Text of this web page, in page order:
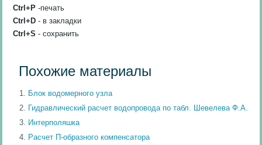
Ctrl+P -печать
Ctrl+D - в закладки
Ctrl+S - сохранить
Похожие материалы
Блок водомерного узла
Гидравлический расчет водопровода по табл. Шевелева Ф.А.
Интерполяшка
Расчет П-образного компенсатора